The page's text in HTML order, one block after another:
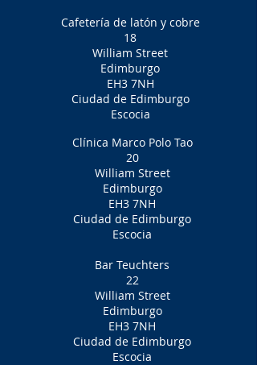
Cafetería de latón y cobre
18
William Street
Edimburgo
EH3 7NH
Ciudad de Edimburgo
Escocia
Clínica Marco Polo Tao
20
William Street
Edimburgo
EH3 7NH
Ciudad de Edimburgo
Escocia
Bar Teuchters
22
William Street
Edimburgo
EH3 7NH
Ciudad de Edimburgo
Escocia